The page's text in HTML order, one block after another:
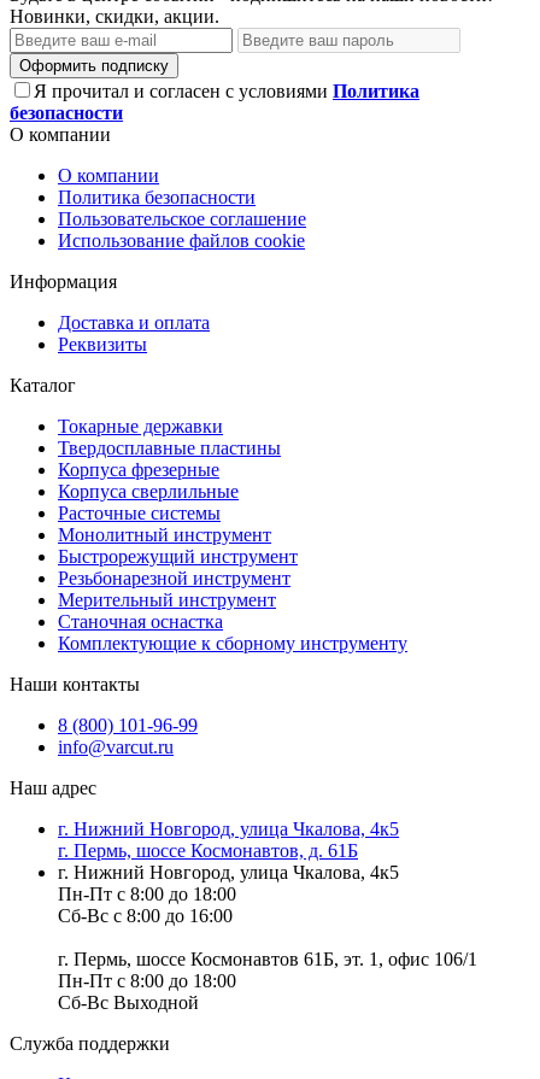
Новинки, скидки, акции.
Оформить подписку
Я прочитал и согласен с условиями Политика
безопасности
О компании
О компании
Политика безопасности
Пользовательское соглашение
Использование файлов cookie
Информация
Доставка и оплата
Реквизиты
Каталог
Токарные державки
Твердосплавные пластины
Корпуса фрезерные
Корпуса сверлильные
Расточные системы
Монолитный инструмент
Быстрорежущий инструмент
Резьбонарезной инструмент
Мерительный инструмент
Станочная оснастка
Комплектующие к сборному инструменту
Наши контакты
8 (800) 101-96-99
info@varcut.ru
Наш адрес
г. Нижний Новгород, улица Чкалова, 4к5
г. Пермь, шоссе Космонавтов, д. 61Б
г. Нижний Новгород, улица Чкалова, 4к5
Пн-Пт с 8:00 до 18:00
Сб-Вс с 8:00 до 16:00
г. Пермь, шоссе Космонавтов 61Б, эт. 1, офис 106/1
Пн-Пт с 8:00 до 18:00
Сб-Вс Выходной
Служба поддержки